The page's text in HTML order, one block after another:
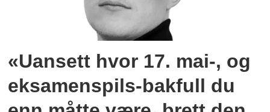
«Uansett hvor 17. mai-, og
eksamenspils-bakfull du